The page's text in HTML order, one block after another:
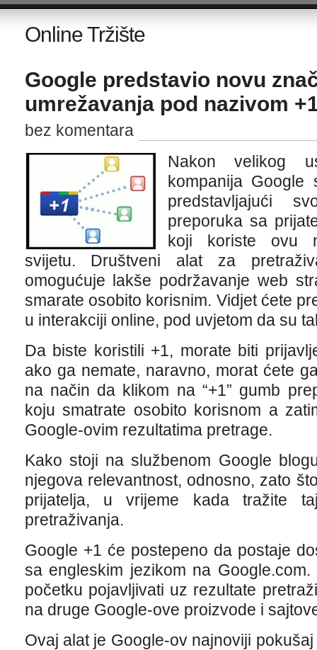
Online Tržište
Google predstavio novu
umrežavanja pod nazivom
bez komentara
Nakon velikog
kompanija
predstavljajući
preporuka sa
koji koriste ovu
svijetu. Društveni alat za
omogućuje lakše podržavanje web
smarate osobito korisnim. Vidjet ćete
u interakciji online, pod uvjetom da su
Da biste koristili +1, morate biti
ako ga nemate, naravno, morat ćete
na način da klikom na “+1” gumb
koju smatrate osobito korisnom a
Google-ovim rezultatima pretrage.
Kako stoji na službenom Google
njegova relevantnost, odnosno, zato
prijatelja, u vrijeme kada tražite
pretraživanja.
Google +1 će postepeno da postaje
sa engleskim jezikom na
početku pojavljivati uz rezultate
na druge Google-ove proizvode i
Ovaj alat je Google-ov najnoviji